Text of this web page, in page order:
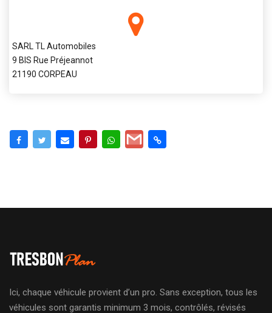
SARL TL Automobiles
9 BIS Rue Préjeannot
21190 CORPEAU
Ici, chaque véhicule provient d’un pro. Sans exception, tous les
véhicules sont garantis minimum 3 mois, contrôlés, révisés